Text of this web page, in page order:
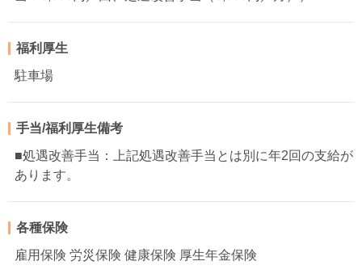
福利厚生
駐車場
手当/福利厚生備考
■処遇改善手当：上記処遇改善手当とは別に年2回の支給が
あります。
各種保険
雇用保険 労災保険 健康保険 厚生年金保険